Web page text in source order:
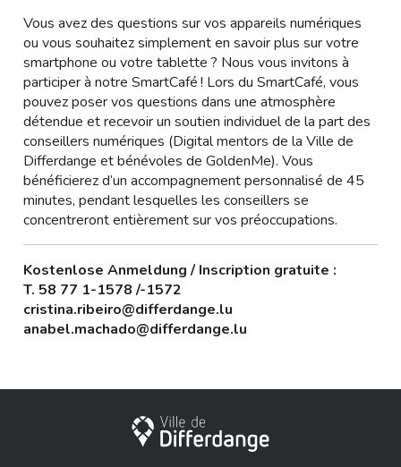
Vous avez des questions sur vos appareils numériques
ou vous souhaitez simplement en savoir plus sur votre
smartphone ou votre tablette ? Nous vous invitons à
participer à notre SmartCafé ! Lors du SmartCafé, vous
pouvez poser vos questions dans une atmosphère
détendue et recevoir un soutien individuel de la part des
conseillers numériques (Digital mentors de la Ville de
Differdange et bénévoles de GoldenMe). Vous
bénéficierez d’un accompagnement personnalisé de 45
minutes, pendant lesquelles les conseillers se
concentreront entièrement sur vos préoccupations.
Kostenlose Anmeldung / Inscription gratuite :
T. 58 77 1-1578 /-1572
cristina.ribeiro@differdange.lu
anabel.machado@differdange.lu
Ville de Differdange